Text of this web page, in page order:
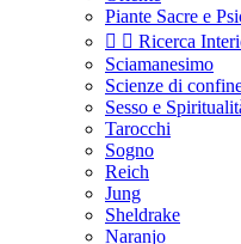
Piante Sacre e
  Ricerca
Sciamanesimo
Scienze di
Sesso e
Tarocchi
Sogno
Reich
Jung
Sheldrake
Naranjo